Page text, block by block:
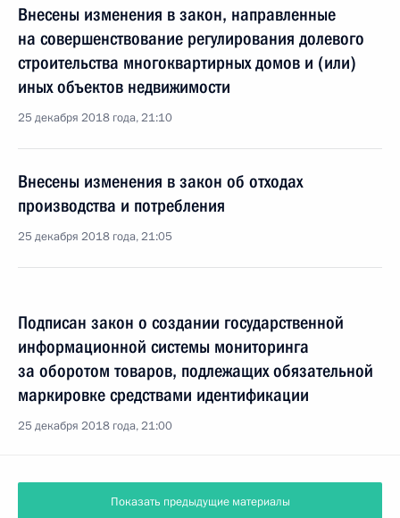
Внесены изменения в закон, направленные
на совершенствование регулирования долевого
строительства многоквартирных домов и (или)
иных объектов недвижимости
25 декабря 2018 года, 21:10
Внесены изменения в закон об отходах
производства и потребления
25 декабря 2018 года, 21:05
Подписан закон о создании государственной
информационной системы мониторинга
за оборотом товаров, подлежащих обязательной
маркировке средствами идентификации
25 декабря 2018 года, 21:00
Показать предыдущие материалы